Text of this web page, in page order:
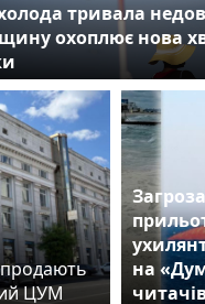
тривала
охоплює нова
ЦУМ
на